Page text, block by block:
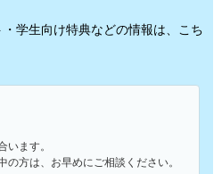
学生向け特典などの情報は、こち
ます。
方は、お早めにご相談ください。